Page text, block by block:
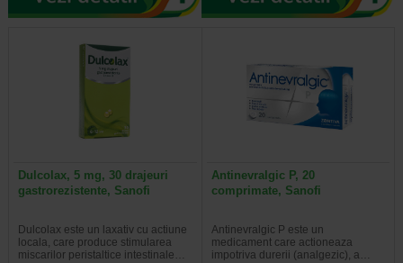
Dulcolax, 5 mg, 30 drajeuri
gastrorezistente, Sanofi
Dulcolax este un laxativ cu actiune
locala, care produce stimularea
miscarilor peristaltice intestinale…
Antinevralgic P, 20
comprimate, Sanofi
Antinevralgic P este un
medicament care actioneaza
impotriva durerii (analgezic), a…